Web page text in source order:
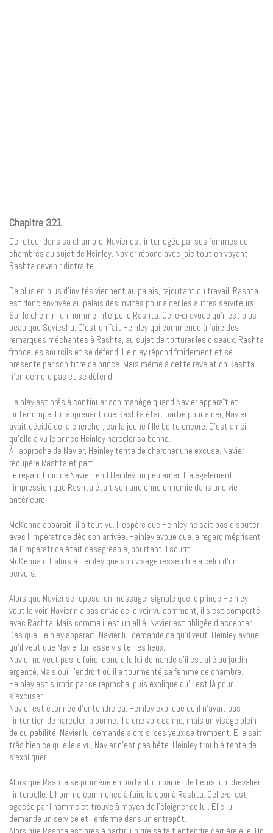
Chapitre 321
De retour dans sa chambre, Navier est interrogée par ses femmes de
chambres au sujet de Heinley. Navier répond avec joie tout en voyant
Rashta devenir distraite.
De plus en plus d’invités viennent au palais, rajoutant du travail. Rashta
est donc envoyée au palais des invités pour aider les autres serviteurs.
Sur le chemin, un homme interpelle Rashta. Celle-ci avoue qu’il est plus
beau que Sovieshu. C’est en fait Heinley qui commence à faire des
remarques méchantes à Rashta, au sujet de torturer les oiseaux. Rashta
fronce les sourcils et se défend. Heinley répond froidement et se
présente par son titre de prince. Mais même à cette révélation Rashta
n’en démord pas et se défend.
Heinley est prés à continuer son manège quand Navier apparaît et
l’interrompe. En apprenant que Rashta était partie pour aider, Navier
avait décidé de la chercher, car la jeune fille boite encore. C’est ainsi
qu’elle a vu le prince Heinley harceler sa bonne.
À l’approche de Navier, Heinley tente de chercher une excuse. Navier
récupère Rashta et part.
Le regard froid de Navier rend Heinley un peu amer. Il a également
l’impression que Rashta était son ancienne ennemie dans une vie
antérieure.
McKenna apparaît, il a tout vu. Il espère que Heinley ne sait pas disputer
avec l’impératrice dès son arrivée. Heinley avoue que le regard méprisant
de l’impératrice était désagréable, pourtant il sourit.
McKenna dit alors à Heinley que son visage ressemble à celui d’un
pervers.
Alors que Navier se repose, un messager signale que le prince Heinley
veut la voir. Navier n’a pas envie de le voir vu comment, il s’est comporté
avec Rashta. Mais comme il est un allié, Navier est obligée d’accepter.
Dès que Heinley apparaît, Navier lui demande ce qu’il veut. Heinley avoue
qu’il veut que Navier lui fasse visiter les lieux.
Navier ne veut pas le faire, donc elle lui demande s’il est allé au jardin
argenté. Mais oui, l’endroit où il a tourmenté sa femme de chambre.
Heinley est surpris par ce reproche, puis explique qu’il est là pour
s’excuser.
Navier est étonnée d’entendre ça. Heinley explique qu’il n’avait pas
l’intention de harceler la bonne. Il a une voix calme, mais un visage plein
de culpabilité. Navier lui demande alors si ses yeux se trompent. Elle sait
très bien ce qu’elle a vu, Navier n’est pas bête. Heinley troublé tente de
s’expliquer.
Alors que Rashta se promène en portant un panier de fleurs, un chevalier
l’interpelle. L’homme commence à faire la cour à Rashta. Celle-ci est
agacée par l’homme et trouve à moyen de l’éloigner de lui. Elle lui
demande un service et l’enferme dans un entrepôt.